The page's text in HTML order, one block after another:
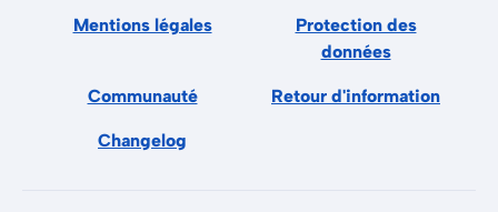
Mentions légales
Protection des
données
Communauté Retour d'information
Changelog